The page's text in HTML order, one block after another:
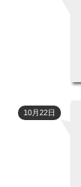
10月22日